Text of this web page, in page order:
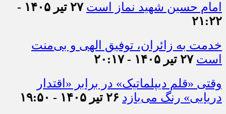
امام حسین شهید نماز است
۲۷ تیر ۱۴۰۵ -
۲۱:۲۲
خدمت به زائران، توفیق الهی و بی‌منت
است ۲۷ تیر ۱۴۰۵ - ۲۰:۱۷
وقتی «قلم دیپلماتیک» در برابر «اقتدار
دریایی» رنگ می‌بازد ۲۶ تیر ۱۴۰۵ - ۱۹:۵۰